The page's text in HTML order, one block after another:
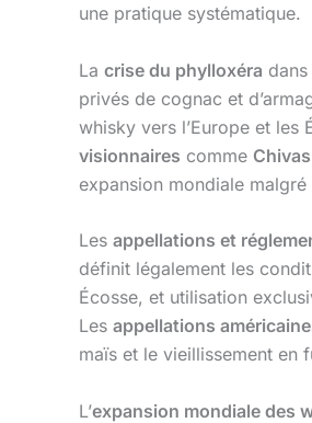
une pratique systématique.
La crise du phylloxéra
privés de cognac et
whisky vers l’Europe et les
visionnaires comme
expansion mondiale
Les appellations et
définit légalement les
Écosse, et utilisation
Les appellations
maïs et le vieillissement en
L’expansion mondiale des